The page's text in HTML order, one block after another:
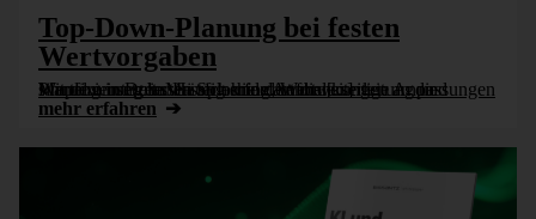
Top-Down-Planung bei festen
Wertvorgaben
Mit dem integrierten Splashing, Wertweiterleitung und Wertfixierung lassen sich viele Anforderungen an die Planung in DeltaMaster ohne datenbankseitige Anpassungen simpel umsetzen. Häufig erfordert die [...]
mehr erfahren